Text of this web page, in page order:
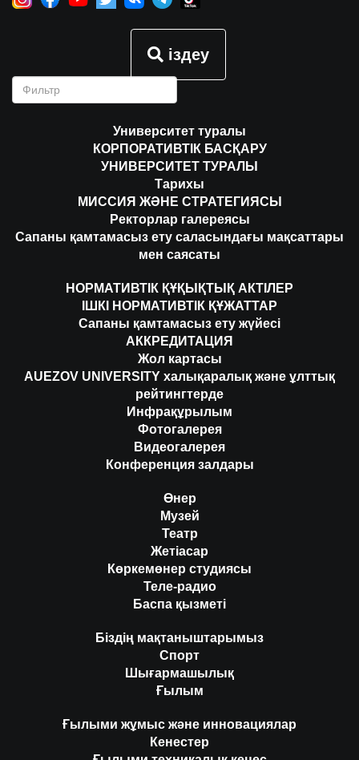
іздеу
Университет туралы
КОРПОРАТИВТІК БАСҚАРУ
УНИВЕРСИТЕТ ТУРАЛЫ
Тарихы
МИССИЯ ЖӘНЕ СТРАТЕГИЯСЫ
Ректорлар галереясы
Сапаны қамтамасыз ету саласындағы мақсаттары
мен саясаты
НОРМАТИВТІК ҚҰҚЫҚТЫҚ АКТІЛЕР
ІШКІ НОРМАТИВТІК ҚҰЖАТТАР
Сапаны қамтамасыз ету жүйесі
АККРЕДИТАЦИЯ
Жол картасы
AUEZOV UNIVERSITY халықаралық және ұлттық
рейтингтерде
Инфрақұрылым
Фотогалерея
Видеогалерея
Конференция залдары
Өнер
Музей
Театр
Жетіасар
Көркемөнер студиясы
Теле-радио
Баспа қызметі
Біздің мақтаныштарымыз
Спорт
Шығармашылық
Ғылым
Ғылыми жұмыс және инновациялар
Кенестер